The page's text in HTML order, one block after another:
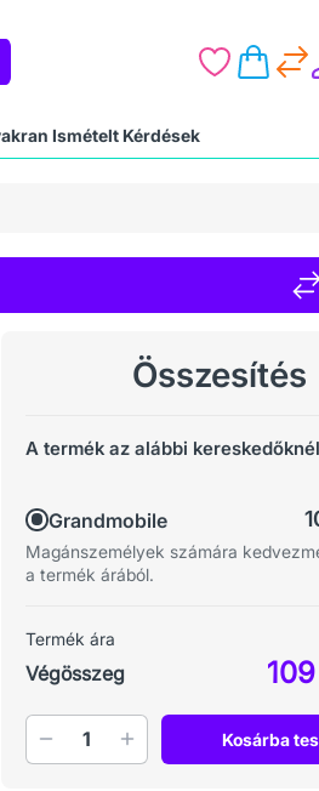
Ismételt Kérdések
Összesítés
A termék az alábbi
Grandmobile
Magánszemélyek számára
a termék árából.
Termék ára
Végösszeg
Mennyiség Kosárba